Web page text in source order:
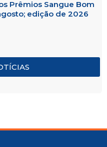
Prêmios Sangue Bom
edição de 2026